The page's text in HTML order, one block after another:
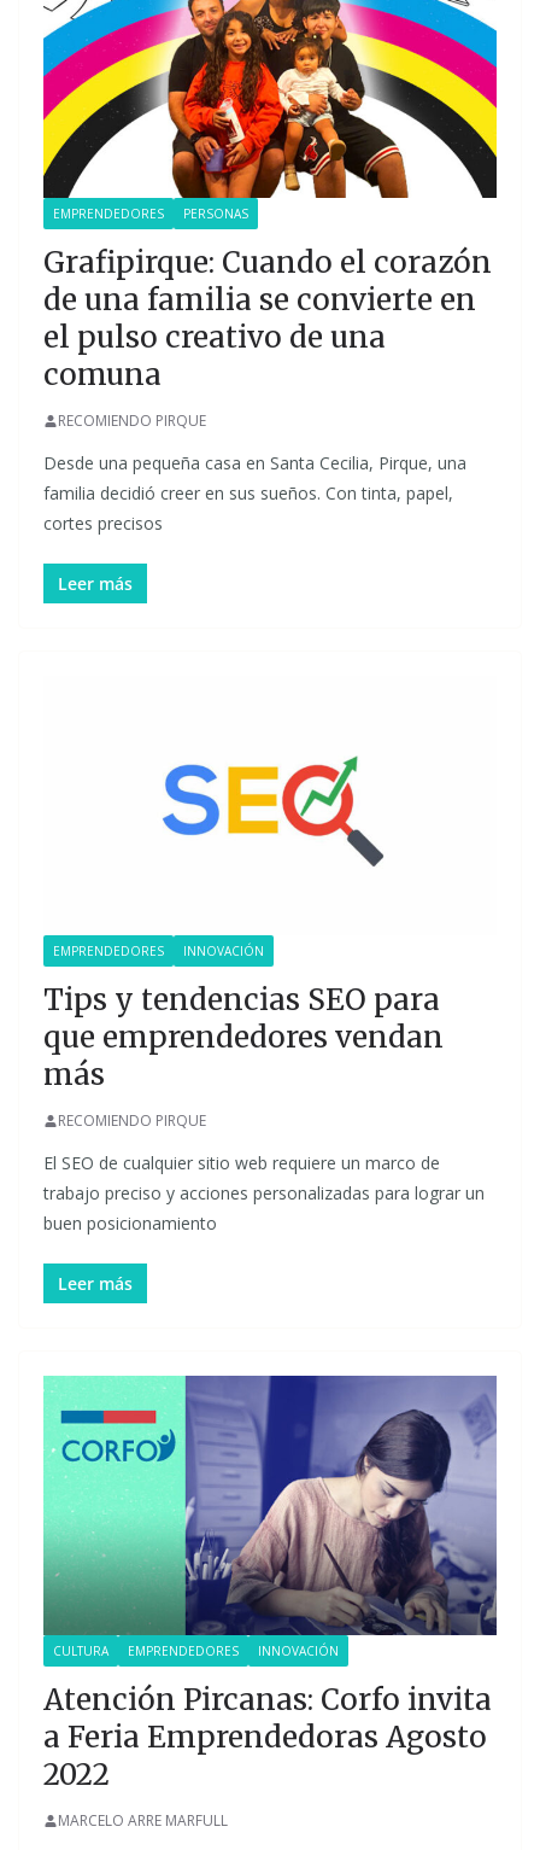
EMPRENDEDORES PERSONAS
Grafipirque: Cuando el corazón
de una familia se convierte en
el pulso creativo de una
comuna
RECOMIENDO PIRQUE
Desde una pequeña casa en Santa Cecilia, Pirque, una
familia decidió creer en sus sueños. Con tinta, papel,
cortes precisos
Leer más
EMPRENDEDORES INNOVACIÓN
Tips y tendencias SEO para
que emprendedores vendan
más
RECOMIENDO PIRQUE
El SEO de cualquier sitio web requiere un marco de
trabajo preciso y acciones personalizadas para lograr un
buen posicionamiento
Leer más
CULTURA EMPRENDEDORES INNOVACIÓN
Atención Pircanas: Corfo invita
a Feria Emprendedoras Agosto
2022
MARCELO ARRE MARFULL